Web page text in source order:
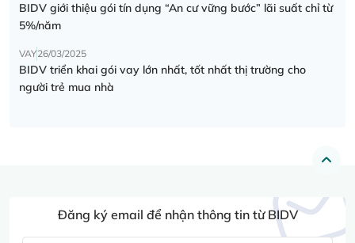
BIDV giới thiệu gói tín dụng “An cư vững bước” lãi suất chỉ từ
5%/năm
VAY26/03/2025
BIDV triển khai gói vay lớn nhất, tốt nhất thị trường cho
người trẻ mua nhà
Đăng ký email để nhận thông tin từ BIDV